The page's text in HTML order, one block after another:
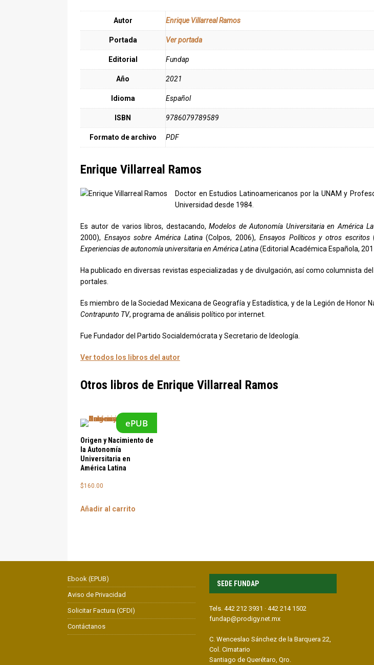
Autor Enrique Villarreal Ramos
Portada Ver portada
Editorial Fundap
Año 2021
Idioma Español
ISBN 9786079789589
Formato de archivo PDF
Enrique Villarreal Ramos
Doctor en Estudios Latinoamericanos por la UNAM y
Universidad desde 1984.
Es autor de varios libros, destacando,Modelos de Autonomía Universitaria en América
2000), Ensayos sobre América Latina(Colpos, 2006), Ensayos Políticos y otros escritos
Experiencias de autonomía universitaria en América Latina(Editorial Académica Española,
Ha publicado en diversas revistas especializadas y de divulgación, así como columnista
portales.
Es miembro de la Sociedad Mexicana de Geografía y Estadística, y de la Legión de Honor
Contrapunto TV, programa de análisis político por internet.
Fue Fundador del Partido Socialdemócrata y Secretario de Ideología.
Ver todos los libros del autor
Otros libros de Enrique Villarreal Ramos
ePUB
Origen y Nacimiento de
la Autonomía
Universitaria en
América Latina
$160.00
Añadir al carrito
Ebook (EPUB)
Aviso de Privacidad
Solicitar Factura (CFDI)
Contáctanos
SEDE FUNDAP
Tels. 442 212 3931 · 442 214 1502
fundap@prodigy.net.mx
C. Wenceslao Sánchez de la Barquera 22,
Col. Cimatario
Santiago de Querétaro, Qro.